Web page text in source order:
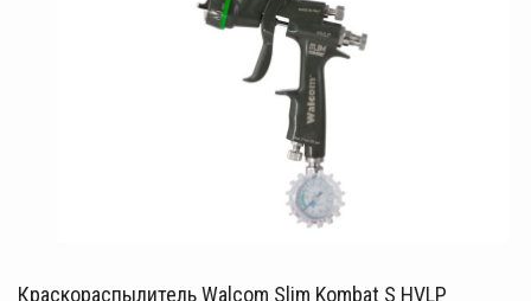
Краскораспылитель Walcom Slim Kombat S HVLP